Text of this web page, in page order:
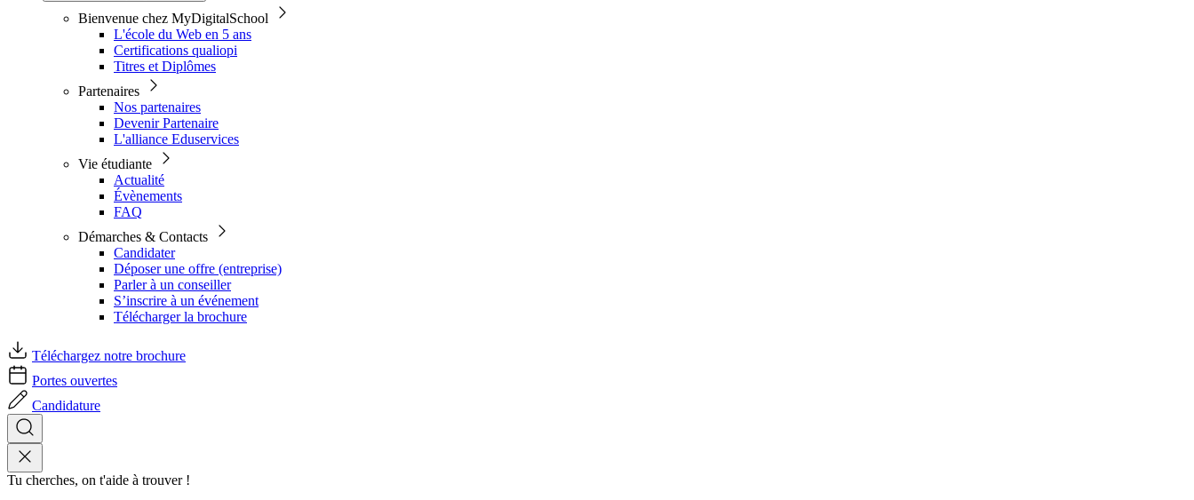
Bienvenue chez MyDigitalSchool
L'école du Web en 5 ans
Certifications qualiopi
Titres et Diplômes
Partenaires
Nos partenaires
Devenir Partenaire
L'alliance Eduservices
Vie étudiante
Actualité
Évènements
FAQ
Démarches & Contacts
Candidater
Déposer une offre (entreprise)
Parler à un conseiller
S’inscrire à un événement
Télécharger la brochure
Téléchargez notre brochure
Portes ouvertes
Candidature
Tu cherches, on t'aide à trouver !